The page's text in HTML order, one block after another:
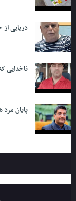
دریایی از
ناخدایی که ۵ هزار نفر را نجات داد
پایان مرد